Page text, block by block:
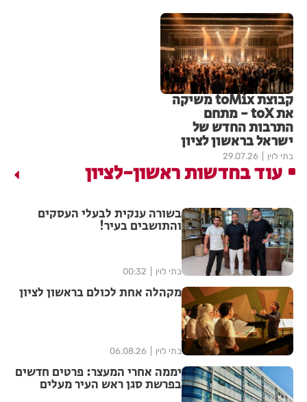
קבוצת toMix משיקה
את toX - מתחם
התרבות החדש של
ישראל בראשון לציון
בתי לוין 29.07.26
עוד בחדשות ראשון-לציון
בשורה ענקית לבעלי העסקים
והתושבים בעיר!
בתי לוין 00:32
מקהלה אחת לכולם בראשון לציון
בתי לוין 06.08.26
יממה אחרי המעצר: פרטים חדשים
בפרשת סגן ראש העיר מעלים